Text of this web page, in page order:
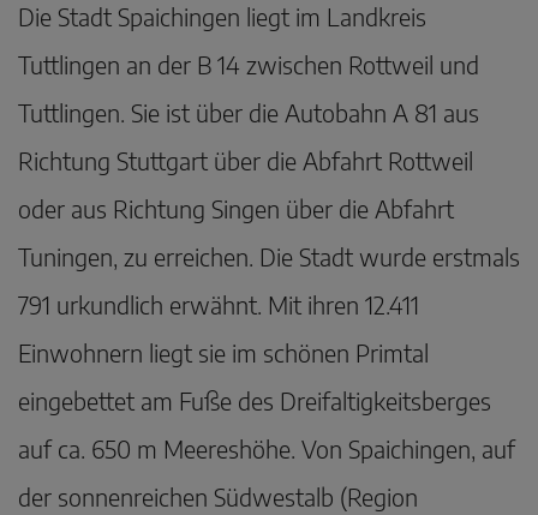
Die Stadt Spaichingen liegt im Landkreis
Tuttlingen an der B 14 zwischen Rottweil und
Tuttlingen. Sie ist über die Autobahn A 81 aus
Richtung Stuttgart über die Abfahrt Rottweil
oder aus Richtung Singen über die Abfahrt
Tuningen, zu erreichen. Die Stadt wurde erstmals
791 urkundlich erwähnt. Mit ihren 12.411
Einwohnern liegt sie im schönen Primtal
eingebettet am Fuße des Dreifaltigkeitsberges
auf ca. 650 m Meereshöhe. Von Spaichingen, auf
der sonnenreichen Südwestalb (Region